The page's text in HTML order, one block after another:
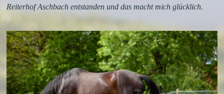
Reiterhof Aschbach entstanden und das macht mich glücklich.